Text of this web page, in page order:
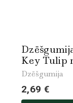
Key Tulip
Dzēšgumija
2,69 €